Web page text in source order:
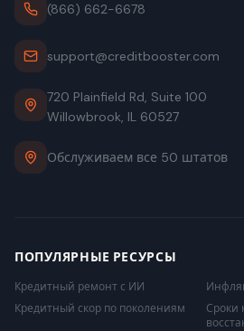
(866) 662-6678
support@creditbooster.com
720 Plainfield Rd, Suite 100
Willowbrook, IL 60527
Обслуживаем все 50 штатов
ПОПУЛЯРНЫЕ РЕСУРСЫ
Кредитный ремонт с ИИ
Кредитный скор по поколениям
Сроки